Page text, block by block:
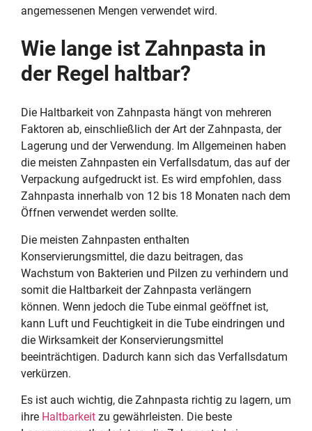
angemessenen Mengen verwendet wird.
Wie lange ist Zahnpasta in
der Regel haltbar?
Die Haltbarkeit von Zahnpasta hängt von mehreren
Faktoren ab, einschließlich der Art der Zahnpasta, der
Lagerung und der Verwendung. Im Allgemeinen haben
die meisten Zahnpasten ein Verfallsdatum, das auf der
Verpackung aufgedruckt ist. Es wird empfohlen, dass
Zahnpasta innerhalb von 12 bis 18 Monaten nach dem
Öffnen verwendet werden sollte.
Die meisten Zahnpasten enthalten
Konservierungsmittel, die dazu beitragen, das
Wachstum von Bakterien und Pilzen zu verhindern und
somit die Haltbarkeit der Zahnpasta verlängern
können. Wenn jedoch die Tube einmal geöffnet ist,
kann Luft und Feuchtigkeit in die Tube eindringen und
die Wirksamkeit der Konservierungsmittel
beeinträchtigen. Dadurch kann sich das Verfallsdatum
verkürzen.
Es ist auch wichtig, die Zahnpasta richtig zu lagern, um
ihre Haltbarkeit zu gewährleisten. Die beste